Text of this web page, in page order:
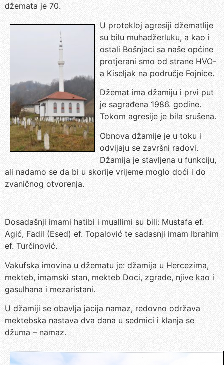
džemata je 70.
U protekloj agresiji džematlije
su bilu muhadžerluku, a kao i
ostali Bošnjaci sa naše općine
protjerani smo od strane HVO-
a Kiseljak na područje Fojnice.
Džemat ima džamiju i prvi put
je sagrađena 1986. godine.
Tokom agresije je bila srušena.
Obnova džamije je u toku i
odvijaju se završni radovi.
Džamija je stavljena u funkciju,
ali nadamo se da bi u skorije vrijeme moglo doći i do
zvaničnog otvorenja.
Dosadašnji imami hatibi i muallimi su bili: Mustafa ef.
Agić, Fadil (Esed) ef. Topalović te sadasnji imam Ibrahim
ef. Turčinović.
Vakufska imovina u džematu je: džamija u Hercezima,
mekteb, imamski stan, mekteb Doci, zgrade, njive kao i
gasulhana i mezaristani.
U džamiji se obavlja jacija namaz, redovno održava
mektebska nastava dva dana u sedmici i klanja se
džuma – namaz.